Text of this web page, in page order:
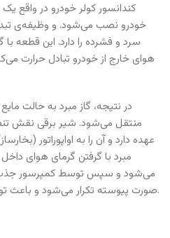
کندانسور کولر خودرو در واقع
خودرو نصب می‌شود. و وظیفه‌ی
سرد و فشرده را دارد. این قطعه با
هوای خارج از خودرو تبادل حرارت
در نتیجه، گاز مبرد به حالت
منتقل می‌شود. شیر برقی نقش
عهده دارد و آن را به اواپوراتور
مبرد با گرفتن گرمای هوای
می‌شود و سپس توسط کمپرسور
صورت پیوسته تکرار می‌شود و باعث تولید هوای سرد در خودرو می‌شود.